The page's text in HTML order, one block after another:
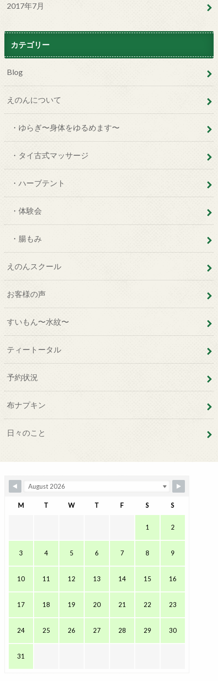
2017年7月
カテゴリー
Blog
えのんについて
・ゆらぎ〜身体をゆるめます〜
・タイ古式マッサージ
・ハーブテント
・体験会
・腸もみ
えのんスクール
お客様の声
すいもん〜水紋〜
ティートータル
予約状況
布ナプキン
日々のこと
M T W T F S S
1 2
3 4 5 6 7 8 9
10 11 12 13 14 15 16
17 18 19 20 21 22 23
24 25 26 27 28 29 30
31